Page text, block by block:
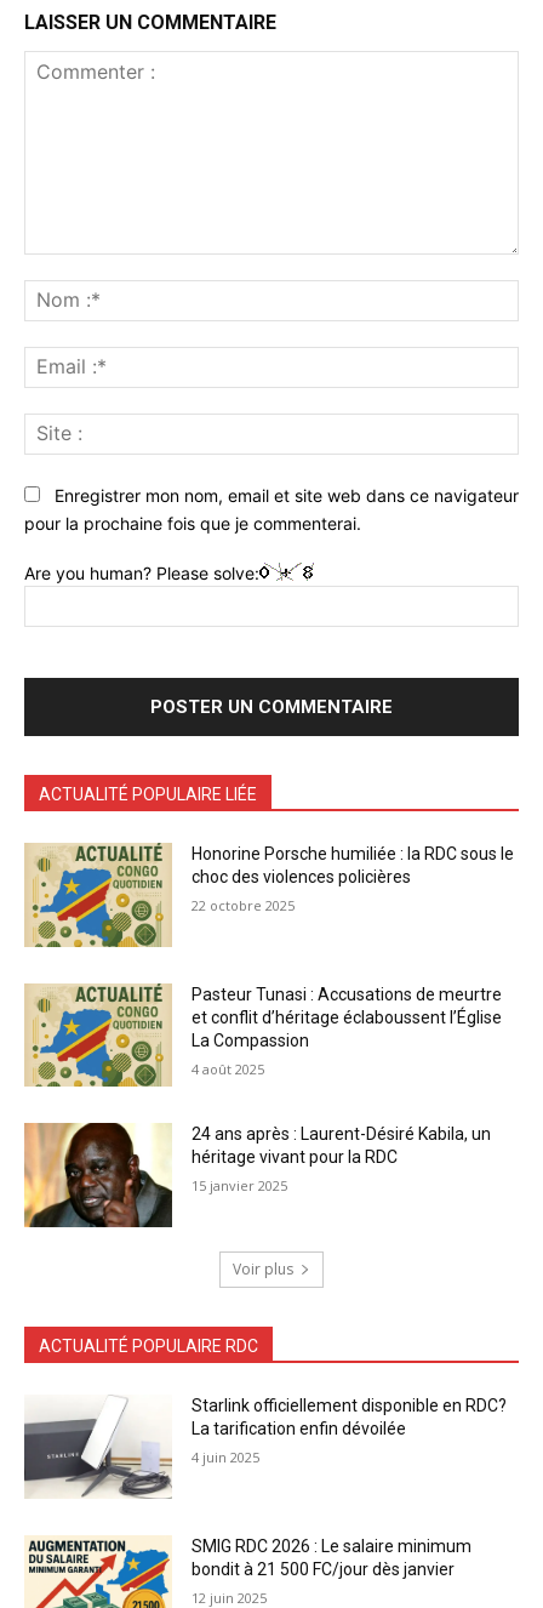
LAISSER UN COMMENTAIRE
:*
:*
:
Enregistrer mon nom, email et site web dans ce navigateur
pour la prochaine fois que je commenterai.
Are you human? Please solve:
ACTUALITÉ POPULAIRE LIÉE
Honorine Porsche humiliée : la RDC sous le
choc des violences policières
22 octobre 2025
Pasteur Tunasi : Accusations de meurtre
et conflit d’héritage éclaboussent l’Église
La Compassion
4 août 2025
24 ans après : Laurent-Désiré Kabila, un
héritage vivant pour la RDC
15 janvier 2025
Voir plus
ACTUALITÉ POPULAIRE RDC
Starlink officiellement disponible en RDC?
La tarification enfin dévoilée
4 juin 2025
SMIG RDC 2026 : Le salaire minimum
bondit à 21 500 FC/jour dès janvier
12 juin 2025